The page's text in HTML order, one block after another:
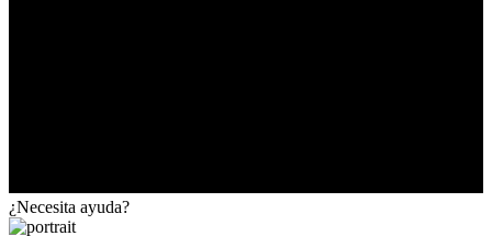
¿Necesita ayuda?